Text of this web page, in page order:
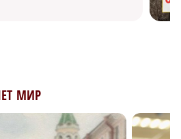
МИР